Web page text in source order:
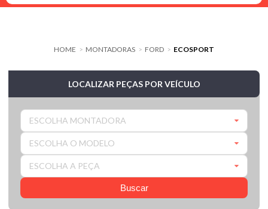
HOME > MONTADORAS > FORD > ECOSPORT
LOCALIZAR PEÇAS POR VEÍCULO
ESCOLHA MONTADORA
ESCOLHA O MODELO
ESCOLHA A PEÇA
Buscar